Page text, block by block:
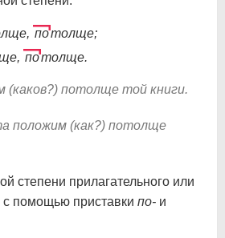
потолще;
потолще.
(каков?) потолще той книги.
положим (как?) потолще
степени прилагательного или
с помощью приставки по- и